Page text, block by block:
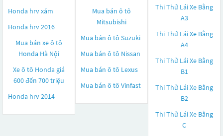
Honda hrv xám
Honda hrv 2016
Mua bán xe ô tô
Honda Hà Nội
Xe ô tô Honda giá
600 đến 700 triệu
Honda hrv 2014
Mua bán ô tô
Mitsubishi
Mua bán ô tô Suzuki
Mua bán ô tô Nissan
Mua bán ô tô Lexus
Mua bán ô tô Vinfast
Thi Thử Lái Xe Bằng
A3
Thi Thử Lái Xe Bằng
A4
Thi Thử Lái Xe Bằng
B1
Thi Thử Lái Xe Bằng
B2
Thi Thử Lái Xe Bằng
C